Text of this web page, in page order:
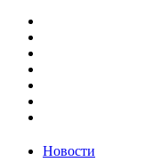
Новости